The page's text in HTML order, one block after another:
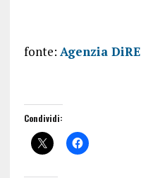
fonte: Agenzia DiRE
Condividi: